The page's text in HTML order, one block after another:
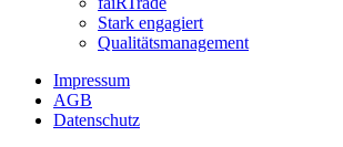
Stark engagiert
Qualitätsmanagement
Impressum
AGB
Datenschutz